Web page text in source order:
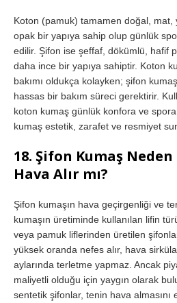
Koton (pamuk) tamamen doğal, mat,
opak bir yapıya sahip olup günlük
edilir. Şifon ise şeffaf, dökümlü, hafif
daha ince bir yapıya sahiptir. Koton
bakımı oldukça kolayken; şifon
hassas bir bakım süreci gerektirir.
koton kumaş günlük konfora ve
kumaş estetik, zarafet ve resmiyet
18. Şifon Kumaş
Hava Alır mı?
Şifon kumaşın hava geçirgenliği ve
kumaşın üretiminde kullanılan lifin
veya pamuk liflerinden üretilen
yüksek oranda nefes alır, hava
aylarında terletme yapmaz. Ancak
maliyetli olduğu için yaygın olarak
sentetik şifonlar, tenin hava almasını